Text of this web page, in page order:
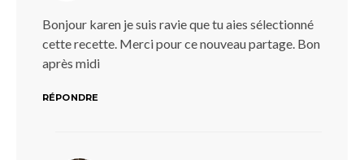
Bonjour karen je suis ravie que tu aies sélectionné
cette recette. Merci pour ce nouveau partage. Bon
après midi
RÉPONDRE